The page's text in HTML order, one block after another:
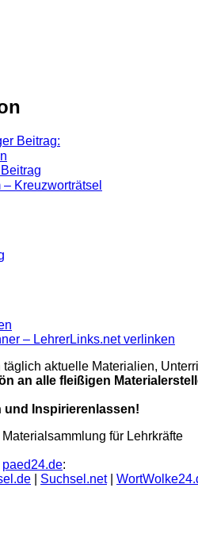
Beitrag:
Kreuzworträtsel
– LehrerLinks.net verlinken
täglich aktuelle Materialien,
an alle fleißigen
und Inspirierenlassen!
für Lehrkräfte
paed24.de:
Suchsel.net|